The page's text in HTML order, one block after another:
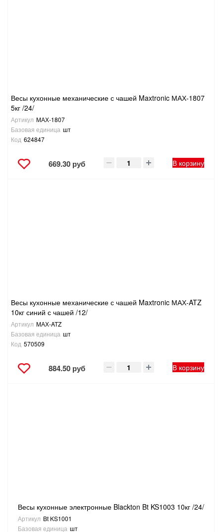
Весы кухонные механические с чашей Maxtronic МАХ-1807
5кг /24/
Артикул МАХ-1807
Базовая единица шт
Код 624847
669.30 руб В корзину
Весы кухонные механические с чашей Maxtronic МАХ-ATZ
10кг синий с чашей /12/
Артикул МАХ-ATZ
Базовая единица шт
Код 570509
884.50 руб В корзину
Весы кухонные электронные Blackton Bt KS1003 10кг /24/
Артикул Bt KS1001
Базовая единица шт